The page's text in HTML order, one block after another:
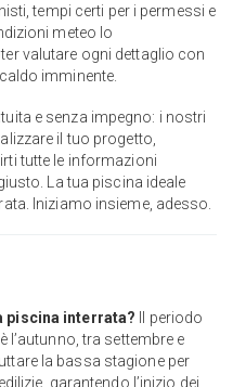
tempi certi per i permessi e
meteo lo
valutare ogni dettaglio con
imminente.
e senza impegno: i nostri
il tuo progetto,
tutte le informazioni
La tua piscina ideale
Iniziamo insieme, adesso.
piscina interrata? Il periodo
l’autunno, tra settembre e
la bassa stagione per
garantendo l’inizio dei